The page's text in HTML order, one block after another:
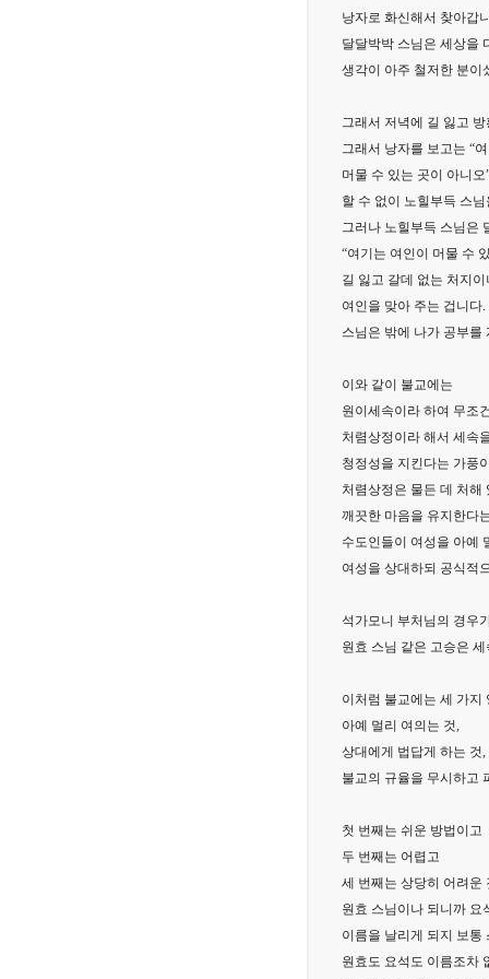
낭자로 화신해서 찾아갑
달달박박 스님은 세상을
생각이 아주 철저한 분이
그래서 저녁에 길 잃고
그래서 낭자를 보고는 “
머물 수 있는 곳이 아니
할 수 없이 노힐부득 스
그러나 노힐부득 스님은
“여기는 여인이 머물 수
길 잃고 갈데 없는 처지
여인을 맞아 주는 겁니다
스님은 밖에 나가 공부를
이와 같이 불교에는
원이세속이라 하여 무조
처렴상정이라 해서 세속
청정성을 지킨다는 가풍
처렴상정은 물든 데 처해
깨끗한 마음을 유지한다
수도인들이 여성을 아예
여성을 상대하되 공식적
석가모니 부처님의 경우
원효 스님 같은 고승은
이처럼 불교에는 세 가지
아예 멀리 여의는 것,
상대에게 법답게 하는 것
불교의 규율을 무시하고
첫 번째는 쉬운 방법이고
두 번째는 어렵고
세 번째는 상당히 어려운
원효 스님이나 되니까 요
이름을 날리게 되지 보통
원효도 요석도 이름조차